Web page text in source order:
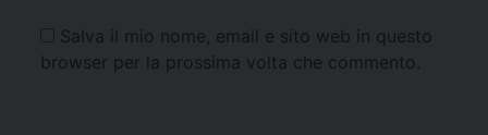
Salva il mio nome, email e sito web in questo
browser per la prossima volta che commento.